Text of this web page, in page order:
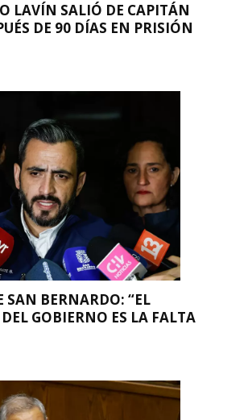
LAVÍN SALIÓ DE CAPITÁN
DE 90 DÍAS EN PRISIÓN
SAN BERNARDO: “EL
GOBIERNO ES LA FALTA